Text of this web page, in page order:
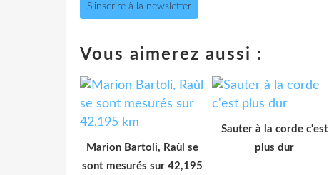
S'inscrire à la newsletter
Vous aimerez aussi :
Marion Bartoli, Raùl se
sont mesurés sur 42,195
Sauter à la corde c'est
plus dur